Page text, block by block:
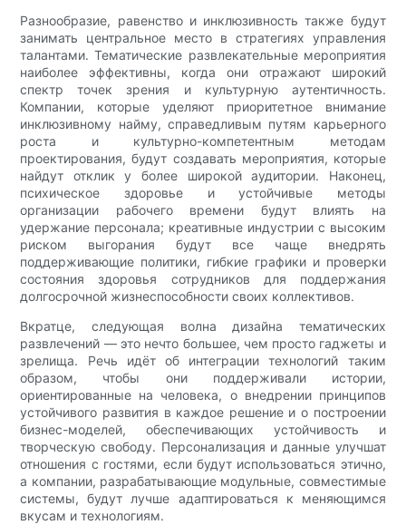
Разнообразие, равенство и инклюзивность также будут
занимать центральное место в стратегиях управления
талантами. Тематические развлекательные мероприятия
наиболее эффективны, когда они отражают широкий
спектр точек зрения и культурную аутентичность.
Компании, которые уделяют приоритетное внимание
инклюзивному найму, справедливым путям карьерного
роста и культурно-компетентным методам
проектирования, будут создавать мероприятия, которые
найдут отклик у более широкой аудитории. Наконец,
психическое здоровье и устойчивые методы
организации рабочего времени будут влиять на
удержание персонала; креативные индустрии с высоким
риском выгорания будут все чаще внедрять
поддерживающие политики, гибкие графики и проверки
состояния здоровья сотрудников для поддержания
долгосрочной жизнеспособности своих коллективов.
Вкратце, следующая волна дизайна тематических
развлечений — это нечто большее, чем просто гаджеты и
зрелища. Речь идёт об интеграции технологий таким
образом, чтобы они поддерживали истории,
ориентированные на человека, о внедрении принципов
устойчивого развития в каждое решение и о построении
бизнес-моделей, обеспечивающих устойчивость и
творческую свободу. Персонализация и данные улучшат
отношения с гостями, если будут использоваться этично,
а компании, разрабатывающие модульные, совместимые
системы, будут лучше адаптироваться к меняющимся
вкусам и технологиям.